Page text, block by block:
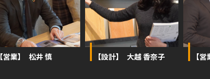
【営業】 松井 慎 【設計】 大越 香奈子 【